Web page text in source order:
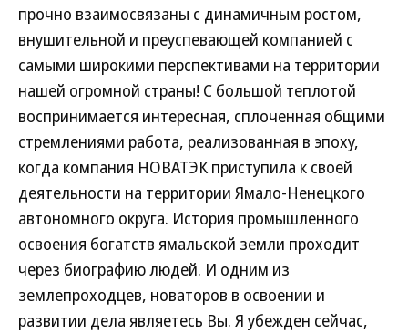
прочно взаимосвязаны с динамичным ростом,
внушительной и преуспевающей компанией с
самыми широкими перспективами на территории
нашей огромной страны! С большой теплотой
воспринимается интересная, сплоченная общими
стремлениями работа, реализованная в эпоху,
когда компания НОВАТЭК приступила к своей
деятельности на территории Ямало-Ненецкого
автономного округа. История промышленного
освоения богатств ямальской земли проходит
через биографию людей. И одним из
землепроходцев, новаторов в освоении и
развитии дела являетесь Вы. Я убежден сейчас,